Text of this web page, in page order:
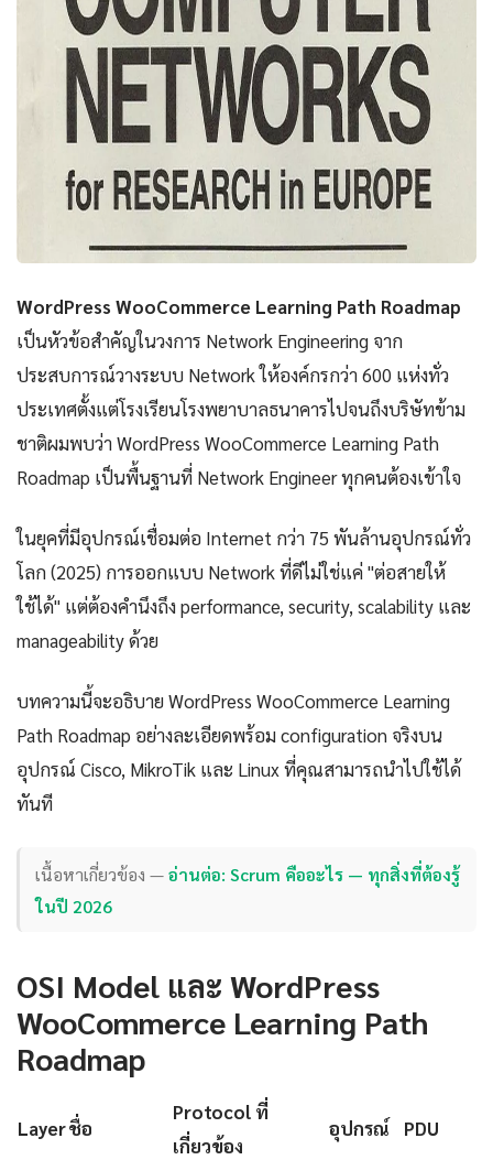
WordPress WooCommerce Learning Path Roadmap
เป็นหัวข้อสำคัญในวงการ Network Engineering จาก
ประสบการณ์วางระบบ Network ให้องค์กรกว่า 600 แห่งทั่ว
ประเทศตั้งแต่โรงเรียนโรงพยาบาลธนาคารไปจนถึงบริษัทข้าม
ชาติผมพบว่า WordPress WooCommerce Learning Path
Roadmap เป็นพื้นฐานที่ Network Engineer ทุกคนต้องเข้าใจ
ในยุคที่มีอุปกรณ์เชื่อมต่อ Internet กว่า 75 พันล้านอุปกรณ์ทั่ว
โลก (2025) การออกแบบ Network ที่ดีไม่ใช่แค่ "ต่อสายให้
ใช้ได้" แต่ต้องคำนึงถึง performance, security, scalability และ
manageability ด้วย
บทความนี้จะอธิบาย WordPress WooCommerce Learning
Path Roadmap อย่างละเอียดพร้อม configuration จริงบน
อุปกรณ์ Cisco, MikroTik และ Linux ที่คุณสามารถนำไปใช้ได้
ทันที
เนื้อหาเกี่ยวข้อง —อ่านต่อ: Scrum คืออะไร — ทุกสิ่งที่ต้องรู้
ในปี 2026
OSI Model และ WordPress
WooCommerce Learning Path
Roadmap
Layerชื่อ
Protocol ที่
เกี่ยวข้อง
อุปกรณ์ PDU